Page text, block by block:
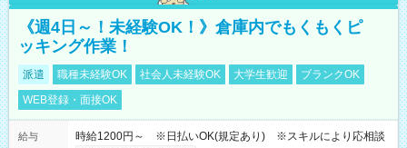
《週4日～！未経験OK！》倉庫内でもくもくピ
ッキング作業！
派遣 職種未経験OK 社会人未経験OK 大学生歓迎
ブランクOK
WEB登録・面接OK
給与
時給1200円～ ※日払いOK(規定あり) ※スキルにより応相談